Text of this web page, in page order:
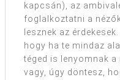
kapcsán), az
foglalkoztatni a
lesznek az
hogy ha te mindaz
téged is lenyomnak
vagy, úgy döntesz,